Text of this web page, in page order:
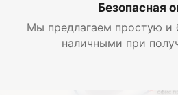
Безопасная
Мы предлагаем простую и
наличными при